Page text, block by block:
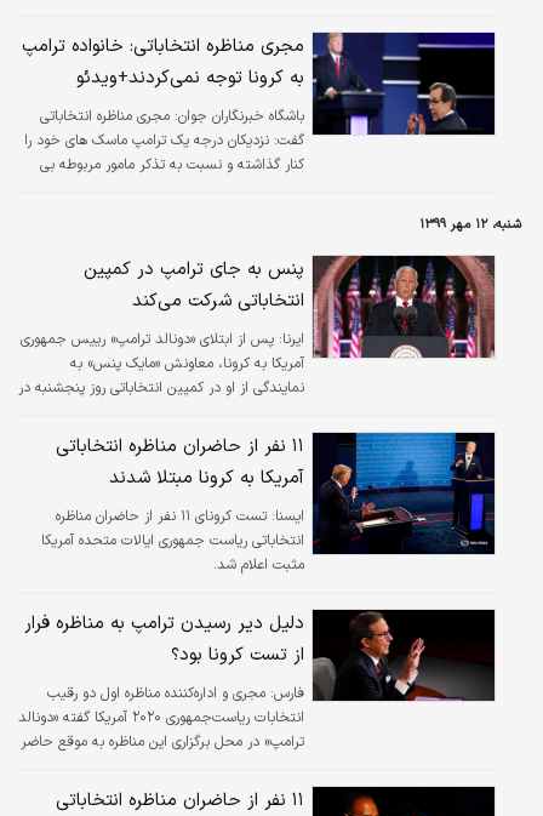
مجری مناظره انتخاباتی: خانواده ترامپ
به کرونا توجه نمی‌کردند+ویدئو
باشگاه خبرنگاران جوان: مجری مناظره انتخاباتی
گفت: نزدیکان درجه یک ترامپ ماسک های خود را
کنار گذاشته و نسبت به تذکر مامور مربوطه بی
شنبه، ۱۲ مهر ۱۳۹۹
پنس به جای ترامپ در کمپین
انتخاباتی شرکت می‌کند
ایرنا: پس از ابتلای «دونالد ترامپ» رییس جمهوری
آمریکا به کرونا، معاونش «مایک پنس» به
نمایندگی از او در کمپین انتخاباتی روز پنجشنبه در
۱۱ نفر از حاضران مناظره انتخاباتی
آمریکا به کرونا مبتلا شدند
ايسنا:
تست کرونای ۱۱ نفر از حاضران مناظره
انتخاباتی ریاست جمهوری ایالات متحده آمریکا
مثبت اعلام شد.
دلیل دیر رسیدن ترامپ به مناظره فرار
از تست کرونا بود؟
فارس: مجری و اداره‌کننده مناظره اول دو رقیب
انتخابات ریاست‌جمهوری ۲۰۲۰ آمریکا گفته «دونالد
ترامپ» در محل برگزاری این مناظره به موقع حاضر
۱۱ نفر از حاضران مناظره انتخاباتی